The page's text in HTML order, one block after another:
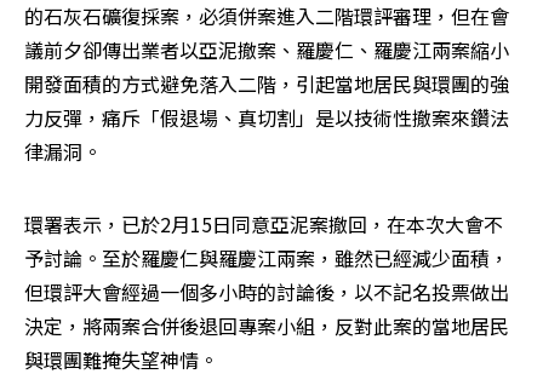
的石灰石礦復採案，必須併案進入二階環評審理，但在會
議前夕卻傳出業者以亞泥撤案、羅慶仁、羅慶江兩案縮小
開發面積的方式避免落入二階，引起當地居民與環團的強
力反彈，痛斥「假退場、真切割」是以技術性撤案來鑽法
律漏洞。
環署表示，已於2月15日同意亞泥案撤回，在本次大會不
予討論。至於羅慶仁與羅慶江兩案，雖然已經減少面積，
但環評大會經過一個多小時的討論後，以不記名投票做出
決定，將兩案合併後退回專案小組，反對此案的當地居民
與環團難掩失望神情。